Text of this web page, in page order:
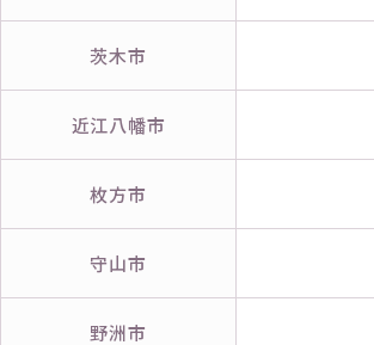
茨木市
近江八幡市
枚方市
守山市
野洲市